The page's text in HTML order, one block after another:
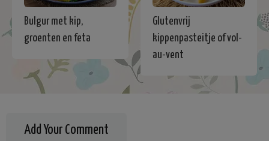
Bulgur met kip,
groenten en feta
Glutenvrij
kippenpasteitje of vol-
au-vent
Add Your Comment